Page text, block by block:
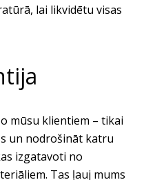
lai likvidētu visas
mūsu klientiem – tikai
un nodrošināt katru
izgatavoti no
Tas ļauj mums